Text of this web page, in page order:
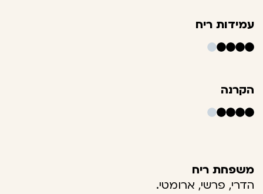
עמידות ריח
הקרנה
משפחת ריח
הדרי, פרשי, ארומטי.